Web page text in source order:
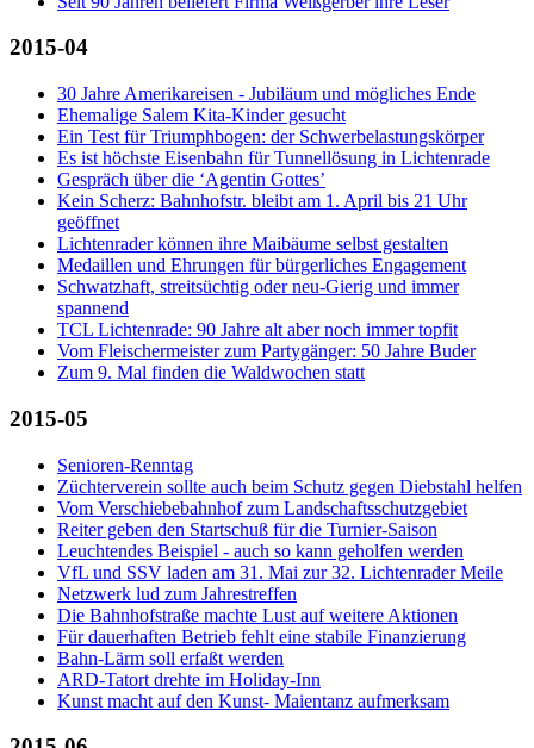
2015-04
30 Jahre Amerikareisen - Jubiläum und mögliches Ende
Ehemalige Salem Kita-Kinder gesucht
Ein Test für Triumphbogen: der Schwerbelastungskörper
Es ist höchste Eisenbahn für Tunnellösung in Lichtenrade
Gespräch über die ‘Agentin Gottes’
Kein Scherz: Bahnhofstr. bleibt am 1. April bis 21 Uhr
geöffnet
Lichtenrader können ihre Maibäume selbst gestalten
Medaillen und Ehrungen für bürgerliches Engagement
Schwatzhaft, streitsüchtig oder neu-Gierig und immer
spannend
TCL Lichtenrade: 90 Jahre alt aber noch immer topfit
Vom Fleischermeister zum Partygänger: 50 Jahre Buder
Zum 9. Mal finden die Waldwochen statt
2015-05
Senioren-Renntag
Züchterverein sollte auch beim Schutz gegen Diebstahl helfen
Vom Verschiebebahnhof zum Landschaftsschutzgebiet
Reiter geben den Startschuß für die Turnier-Saison
Leuchtendes Beispiel - auch so kann geholfen werden
VfL und SSV laden am 31. Mai zur 32. Lichtenrader Meile
Netzwerk lud zum Jahrestreffen
Die Bahnhofstraße machte Lust auf weitere Aktionen
Für dauerhaften Betrieb fehlt eine stabile Finanzierung
Bahn-Lärm soll erfaßt werden
ARD-Tatort drehte im Holiday-Inn
Kunst macht auf den Kunst- Maientanz aufmerksam